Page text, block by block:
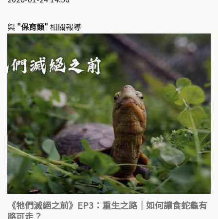
與 "保育類" 相關報導
《牠們滅絕之前》EP3：重生之路｜如何讓食蛇龜有
路可走？